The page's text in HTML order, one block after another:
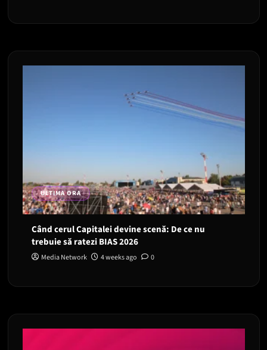
ULTIMA ORA
Când cerul Capitalei devine scenă: De ce nu
trebuie să ratezi BIAS 2026
Media Network 4 weeks ago 0